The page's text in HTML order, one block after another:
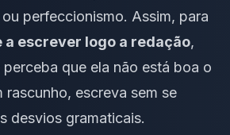
perfeccionismo. Assim, para
a escrever logo a redação,
que ela não está boa o
rascunho, escreva sem se
desvios gramaticais.